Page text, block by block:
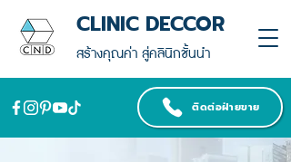
สร้างคุณค่า สู่คลินิกชั้นนำ
CLINIC DECCOR
ติดต่อฝ่ายขาย